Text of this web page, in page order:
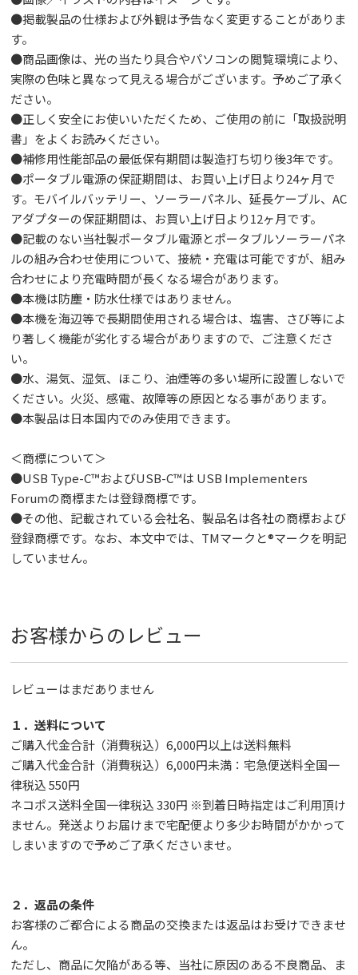
●掲載製品の仕様および外観は予告なく変更することがありま
す。
●商品画像は、光の当たり具合やパソコンの閲覧環境により、
実際の色味と異なって見える場合がございます。予めご了承く
ださい。
●正しく安全にお使いいただくため、ご使用の前に「取扱説明
書」をよくお読みください。
●補修用性能部品の最低保有期間は製造打ち切り後3年です。
●ポータブル電源の保証期間は、お買い上げ日より24ヶ月で
す。モバイルバッテリー、ソーラーパネル、延長ケーブル、AC
アダプターの保証期間は、お買い上げ日より12ヶ月です。
●記載のない当社製ポータブル電源とポータブルソーラーパネ
ルの組み合わせ使用について、接続・充電は可能ですが、組み
合わせにより充電時間が長くなる場合があります。
●本機は防塵・防水仕様ではありません。
●本機を海辺等で長期間使用される場合は、塩害、さび等によ
り著しく機能が劣化する場合がありますので、ご注意くださ
い。
●水、湯気、湿気、ほこり、油煙等の多い場所に設置しないで
ください。火災、感電、故障等の原因となる事があります。
●本製品は日本国内でのみ使用できます。
＜商標について＞
●USB Type-C™およびUSB-C™は USB Implementers
Forumの商標または登録商標です。
●その他、記載されている会社名、製品名は各社の商標および
登録商標です。なお、本文中では、TMマークと®マークを明記
していません。
お客様からのレビュー
レビューはまだありません
１．送料について
ご購入代金合計（消費税込）6,000円以上は送料無料
ご購入代金合計（消費税込）6,000円未満：宅急便送料全国一
律税込 550円
ネコポス送料全国一律税込 330円 ※到着日時指定はご利用頂け
ません。発送よりお届けまで宅配便より多少お時間がかかって
しまいますので予めご了承くださいませ。
２．返品の条件
お客様のご都合による商品の交換または返品はお受けできませ
ん。
ただし、 商品に欠陥がある等、当社に原因のある不良商品、ま